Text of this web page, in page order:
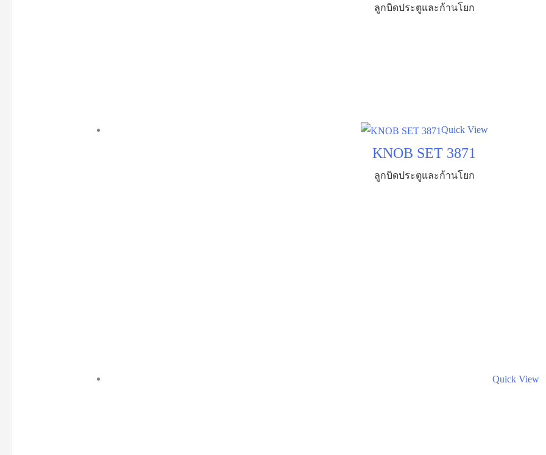
ลูกบิดประตูและก้านโยก
Quick View
KNOB SET 3871
ลูกบิดประตูและก้านโยก
Quick View